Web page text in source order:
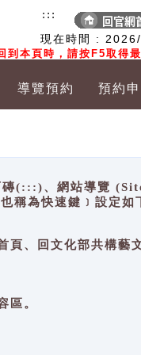
現在時間 :
到本頁時，請按F5取得
:::
導覽預約 預約
磚(:::)、網站導覽
為快速鍵﹞設定如
、回文化部共構藝
。